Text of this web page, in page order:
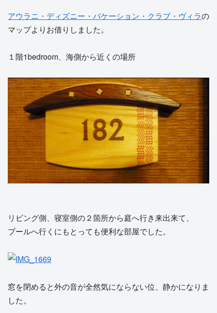
アウラニ・ディズニー・バケーション・クラブ・ヴィラの
マップよりお借りしました。
１階1bedroom、海側から近くの場所
リビング側、寝室側の２箇所から庭へ行き来出来て、
プールへ行くにもとっても便利な部屋でした。
窓を閉めると外の音が全然気にならない位、静かになりま
した。